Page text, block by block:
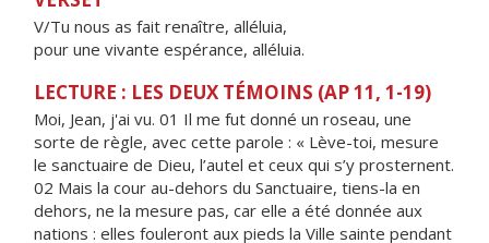
V/Tu nous as fait renaître, alléluia,
pour une vivante espérance, alléluia.
LECTURE : LES DEUX TÉMOINS (AP 11, 1-19)
Moi, Jean, j'ai vu. 01 Il me fut donné un roseau, une
sorte de règle, avec cette parole : « Lève-toi, mesure
le sanctuaire de Dieu, l’autel et ceux qui s’y prosternent.
02 Mais la cour au-dehors du Sanctuaire, tiens-la en
dehors, ne la mesure pas, car elle a été donnée aux
nations : elles fouleront aux pieds la Ville sainte pendant